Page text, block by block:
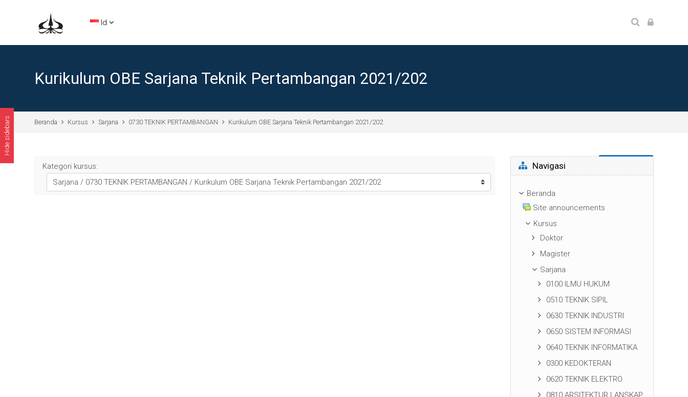
Id
Kurikulum OBE Sarjana Teknik Pertambangan 2021/202
Beranda Kursus Sarjana 0730 TEKNIK PERTAMBANGAN Kurikulum OBE Sarjana Teknik Pertambangan 2021/202
Kategori kursus: Abaikan Navigasi
Navigasi
Beranda
Site announcements
Kursus
Doktor
Magister
Sarjana
0100 ILMU HUKUM
0510 TEKNIK SIPIL
0630 TEKNIK INDUSTRI
0650 SISTEM INFORMASI
0640 TEKNIK INFORMATIKA
0300 KEDOKTERAN
0620 TEKNIK ELEKTRO
0810 ARSITEKTUR LANSKAP
Hide sidebars